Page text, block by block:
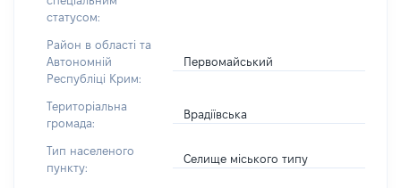
статусом:
Район в області та
Автономній
Республіці Крим:
Первомайський
Територіальна
громада:
Врадіївська
Тип населеного
пункту:
Селище міського типу